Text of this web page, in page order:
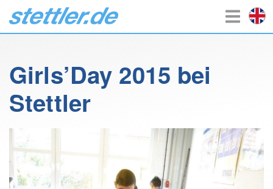
Girls’Day 2015 bei
Stettler